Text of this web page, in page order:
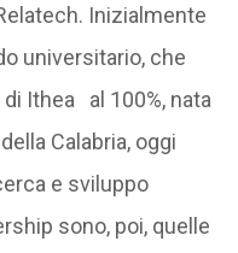
Inizialmente
universitario, che
Ithea al 100%, nata
Calabria, oggi
e sviluppo
sono, poi, quelle